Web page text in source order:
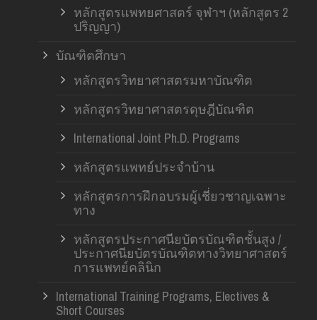
หลักสูตรแพทยศาสตร์ จุฬาฯ (หลักสูตร 2
ปริญญา)
บัณฑิตศึกษา
หลักสูตรวิทยาศาสตรมหาบัณฑิต
หลักสูตรวิทยาศาสตรดุษฎีบัณฑิต
International Joint Ph.D. Programs
หลักสูตรแพทย์ประจำบ้าน
หลักสูตรการฝึกอบรมผู้เชี่ยวชาญเฉพาะ
ทาง
หลักสูตรประกาศนียบัตรบัณฑิตชั้นสูง /
ประกาศนียบัตรบัณฑิตทางวิทยาศาสตร์
การแพทย์คลินิก
International Training Programs, Electives &
Short Courses